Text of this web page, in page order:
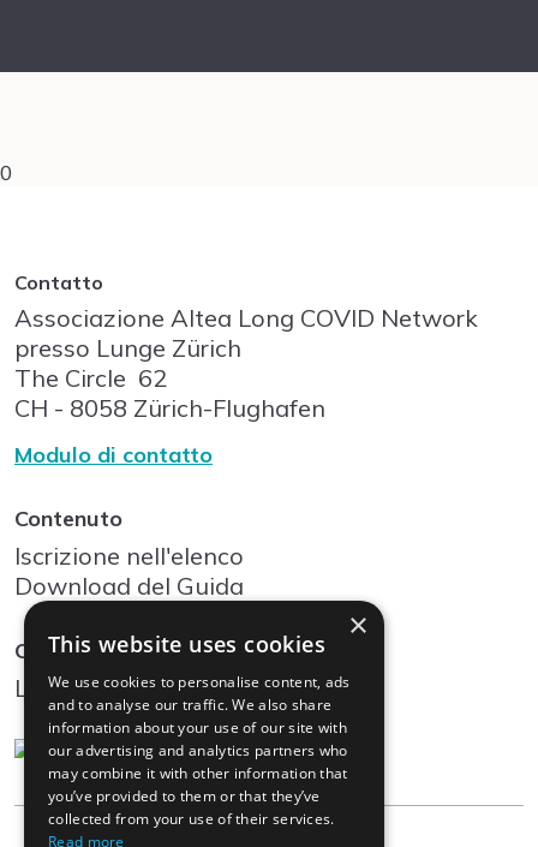
0
Contatto
Associazione Altea Long COVID Network
presso Lunge Zürich
The Circle 62
CH - 8058 Zürich-Flughafen
Modulo di contatto
Contenuto
Iscrizione nell'elenco
Download del Guida
Community
Log In
×
This website uses cookies
We use cookies to personalise content, ads
and to analyse our traffic. We also share
information about your use of our site with
our advertising and analytics partners who
may combine it with other information that
you’ve provided to them or that they’ve
collected from your use of their services.
Read more